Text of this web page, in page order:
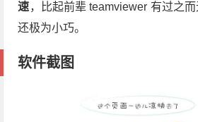
速，比起前辈 teamviewer 有过之
还极为小巧。
软件截图